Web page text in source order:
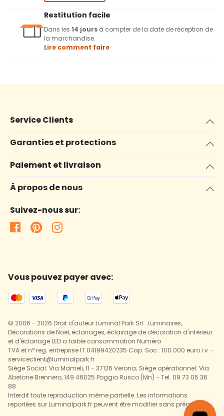
Restitution facile
Dans les 14 jours à compter de la date de réception de
la marchandise.
Lire comment faire
Service Clients
Garanties et protections
Paiement et livraison
À propos de nous
Suivez-nous sur:
Vous pouvez payer avec:
© 2006 - 2026 Droit d'auteur Luminal Park Srl : Luminaires,
Décorations de Noël, éclairages, éclairage de décoration d'intérieur
et d'éclairage LED a faible consommation Numéro
TVA et n° reg. entreprise IT 04199420235 Cap. Soc.: 100.000 euro i.v. -
serviceclient@luminalpark.fr
Siège Social: Via Mameli, 11 - 37126 Verona; Siège opérationnel: Via
Abetone Brennero, 149 46025 Poggio Rusco (Mn) - Tel. 09 73 05 36
88
Interdit toute reproduction même partielle. Les informations
reportées sur Luminalpark.fr peuvent être modifier sans préavis.